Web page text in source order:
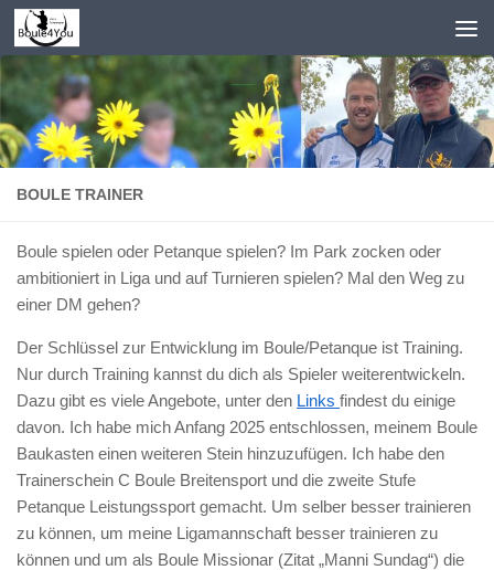
Zum Inhalt springen
BOULE TRAINER
Boule spielen oder Petanque spielen? Im Park zocken oder
ambitioniert in Liga und auf Turnieren spielen? Mal den Weg zu
einer DM gehen?
Der Schlüssel zur Entwicklung im Boule/Petanque ist Training.
Nur durch Training kannst du dich als Spieler weiterentwickeln.
Dazu gibt es viele Angebote, unter den Links findest du einige
davon. Ich habe mich Anfang 2025 entschlossen, meinem Boule
Baukasten einen weiteren Stein hinzuzufügen. Ich habe den
Trainerschein C Boule Breitensport und die zweite Stufe
Petanque Leistungssport gemacht. Um selber besser trainieren
zu können, um meine Ligamannschaft besser trainieren zu
können und um als Boule Missionar (Zitat „Manni Sundag“) die